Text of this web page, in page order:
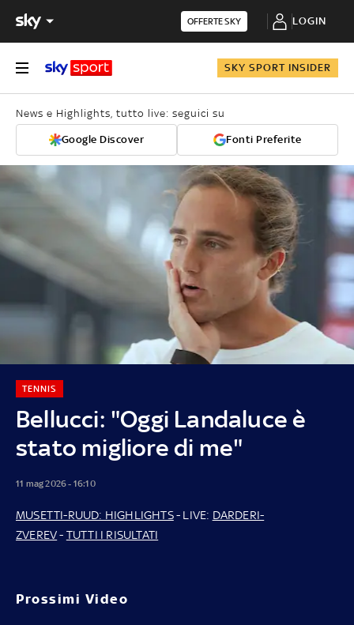
OFFERTE SKY LOGIN
SKY SPORT INSIDER
News e Highlights, tutto live: seguici su
Google Discover Fonti Preferite
Bellucci: "Oggi Landaluce è
stato migliore di me"
TENNIS
11 mag 2026 - 16:10
MUSETTI-RUUD: HIGHLIGHTS- LIVE: DARDERI-
ZVEREV- TUTTI I RISULTATI
Prossimi Video